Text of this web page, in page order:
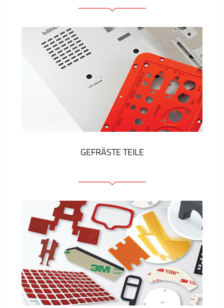
Folienschilder
Folientastaturen
Metallschilder
Aufkleber und Etiketten
Kunststoff-Etiketten und Tags
ZEIGEN MEHR
GEFRÄSTE TEILE
Frontplatten (front und tragfähig)
Eloxierte Frontplatten
Farbige Frontplatten
Platten mit Befestigungselementen
Gravierte Schilder
ZEIGEN MEHR